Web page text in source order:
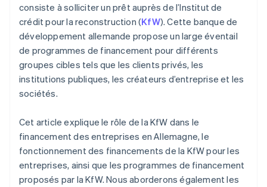
consiste à solliciter un prêt auprès de l’Institut de
crédit pour la reconstruction (KfW). Cette banque de
développement allemande propose un large éventail
de programmes de financement pour différents
groupes cibles tels que les clients privés, les
institutions publiques, les créateurs d’entreprise et les
sociétés.
Cet article explique le rôle de la KfW dans le
financement des entreprises en Allemagne, le
fonctionnement des financements de la KfW pour les
entreprises, ainsi que les programmes de financement
proposés par la KfW. Nous aborderons également les